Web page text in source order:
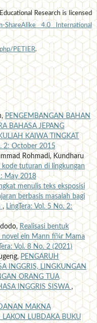
Research is licensed
ShareAlike 4.0 International
PETIER.
PENGEMBANGAN BAHAN
BAHASA JEPANG
KAIWA TINGKAT
2: October 2015
Rohmadi, Kundharu
tuturan di lingkungan
May 2018
menulis teks eksposisi
berbasis masalah bagi
,LingTera: Vol. 5 No. 2:
Realisasi bentuk
novel ein Mann fí¼r Mama
Vol. 8 No. 2 (2021)
PENGARUH
INGGRIS, LINGKUNGAN
ORANG TUA
INGGRIS SISWA ,
MAKNA
LAKON LUBDAKA BUKU